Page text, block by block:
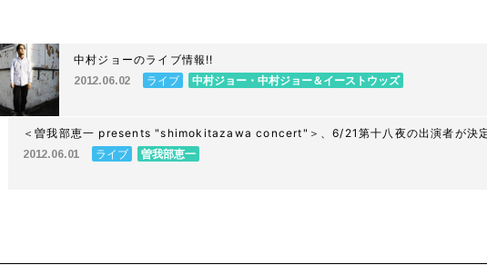
中村ジョーのライブ情報!!
2012.06.02 ライブ 中村ジョー・中村ジョー＆イーストウッズ
＜曽我部恵一 presents "shimokitazawa concert"＞、6/21第十八夜の出演者が決定
2012.06.01 ライブ 曽我部恵一